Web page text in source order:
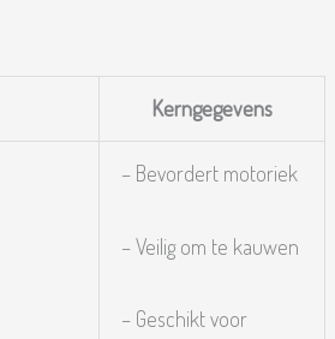
Kerngegevens
– Bevordert motoriek
– Veilig om te kauwen
– Geschikt voor